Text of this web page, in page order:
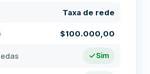
Taxa de rede
$100.000,00
Sim